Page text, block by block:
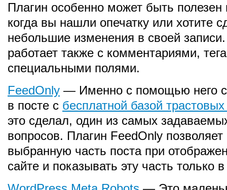
Плагин особенно может быть полезен
когда вы нашли опечатку или хотите
небольшие изменения в своей
работает также с комментариями,
специальными полями.
FeedOnly — Именно с помощью него
в посте с бесплатной базой
это сделал, один из самых
вопросов. Плагин FeedOnly позволяет
выбранную часть поста при
сайте и показывать эту часть только